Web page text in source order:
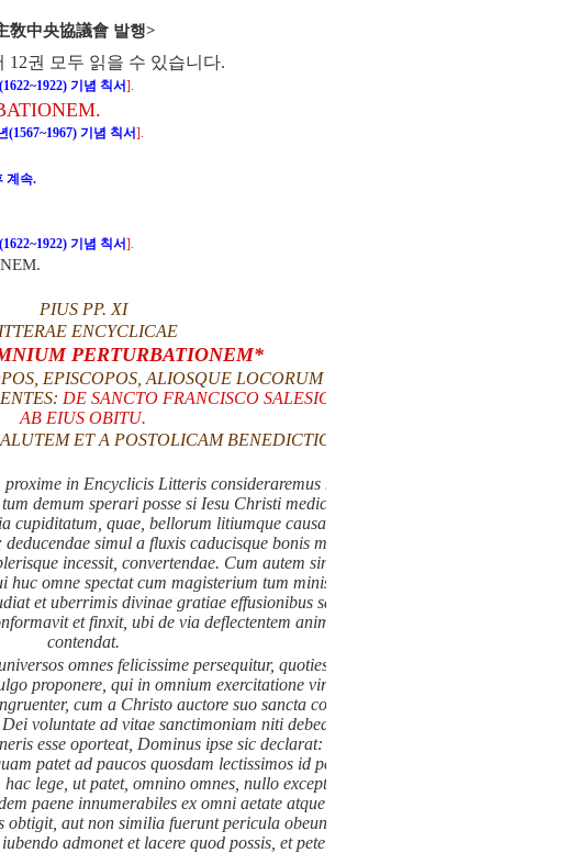
敎中央協議會 발행>
12권 모두 읽을 수 있습니다.
기념 칙서].
(1567~1967) 기념 칙서].
계속.
기념 칙서].
PIUS PP. XI
ENCYCLICAE
PERTURBATIONEM*
EPISCOPOS, ALIOSQUE LOCORUM ORDINARIOS PACEM ET
DE SANCTO FRANCISCO SALESIO TERTIO PLENO SAECULO
AB EIUS OBITU.
ET A POSTOLICAM BENEDICTIONEM
in Encyclicis Litteris consideraremus medendi gratia, vidimus in ipsis
demum sperari posse si Iesu Christi medica per Ecclesiam sanctam manus
cupiditatum, quae, bellorum litiumque causa princeps, sicut communem vitae
simul a fluxis caducisque bonis mentes singulorum, atque ad
incessit, convertendae. Cum autem singuli fere officium sancte servare
omne spectat cum magisterium tum ministerium Ecclesiae catholicae, ut
et uberrimis divinae gratiae effusionibus sanctificet ; atque ita hanc ipsam
et finxit, ubi de via deflectentem animadverterit, revocare in pristinum
contendat.
omnes felicissime persequitur, quoties, Dei beneficio ac munere, ei
proponere, qui in omnium exercitatione virtutum admirabiles exstiterunt.
cum a Christo auctore suo sancta constituta sit et sanctitatis effectrix,
voluntate ad vitae sanctimoniam niti debeant. Haec est voluntas Dei, ait
esse oporteat, Dominus ipse sic declarat:
patet ad paucos quosdam lectissimos id pertinere, ceterisque in inferiore
lege, ut patet, omnino omnes, nullo excepto; nec, ceteroquin, quotquot ad
paene innumerabiles ex omni aetate atque ordine fuisse testatur historia, iis
aut non similia fuerunt pericula obeunda. Scilicet, ut praeclare
admonet et lacere quod possis, et petere quod non possis